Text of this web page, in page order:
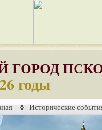
ГОРОД
годы
Исторические